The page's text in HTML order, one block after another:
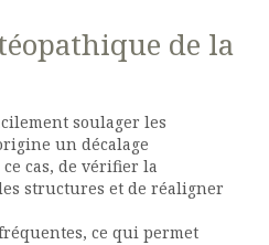
de la
soulager les
un décalage
cas, de vérifier la
structures et de réaligner
ce qui permet